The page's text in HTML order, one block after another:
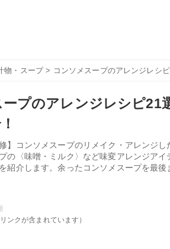
物・スープ> コンソメスープのアレンジレシ
プのアレンジレシピ21
】コンソメスープのリメイク・アレンジ
の〈味噌・ミルク〉など味変アレンジア
紹介します。余ったコンソメスープを最
ンクが含まれています）